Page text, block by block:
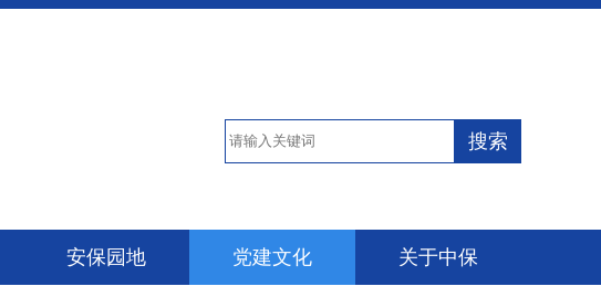
搜索
安保园地 党建文化 关于中保